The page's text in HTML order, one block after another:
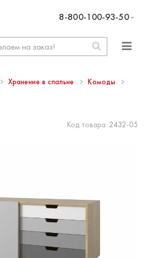
8-800-100-93-50
Хранение в спальне
Комоды
Код товара: 2432-05